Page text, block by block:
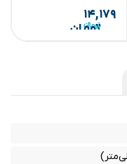
۱۴,۱۷۹
تومان